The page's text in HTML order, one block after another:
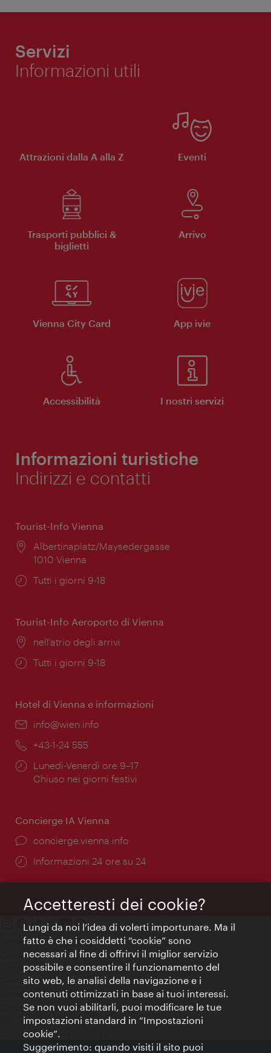
Servizi
Informazioni utili
Attrazioni dalla A alla Z Eventi
Trasporti pubblici &
biglietti
Arrivo
Vienna City Card App ivie
Accessibilità I nostri servizi
Informazioni turistiche
Indirizzi e contatti
Tourist-Info Vienna
Posizione:
Albertinaplatz/Maysedergasse
1010 Vienna
Orari
Tutti i giorni 9-18
Tourist-Info Aeroporto di Vienna
Posizione:
nell’atrio degli arrivi
Orari
Tutti i giorni 9-18
Hotel di Vienna e informazioni
Email:
info@wien.info
Telefono:
+43-1-24 555
Orari
di
Lunedì-Venerdì ore 9–17
Chiuso nei giorni festivi
Concierge IA Vienna
Ort:
concierge.vienna.info
Öffnungszeiten:
Informazioni 24 ore su 24
Contatti
Colophon
Dichiarazione sulla protezione dei dati
Terms of Use
Accessibilità
Contatto stampa
Impostazioni cookie
© Copyright WienTourismus
Accetteresti dei cookie?
Lungi da noi l’idea di volerti importunare. Ma il
fatto è che i cosiddetti “cookie” sono
necessari al fine di offrirvi il miglior servizio
possibile e consentire il funzionamento del
sito web, le analisi della navigazione e i
contenuti ottimizzati in base ai tuoi interessi.
Se non vuoi abilitarli, puoi modificare le tue
impostazioni standard in “Impostazioni
cookie”.
Suggerimento: quando visiti il sito puoi